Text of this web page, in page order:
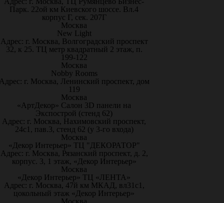
Парк. 22ой км Киевского шоссе. Вл.4
корпус Г, сек. 207Г
Москва
New Light
Адрес: г. Москва, Волгоградский проспект
32, к 25. ТЦ метр квадратный 2 этаж, п.
199-122
Москва
Nobby Rooms
г. Москва, Ленинский проспект, дом
119
Москва
«АртДекор» Салон 3D панели на
Экспострой (стенд 62)
Адрес: г. Москва, Нахимовский проспект,
24с1, пав.3, стенд 62 (у 3-го входа)
Москва
«Декор Интерьер» ТЦ "ДЕКОРАТОР"
Адрес: г. Москва, Рязанский проспект, д. 2,
корпус. 3, 1 этаж, «Декор Интерьер»
Москва
«Декор Интерьер» ТЦ «ЛЕНТА»
Адрес: г. Москва, 47й км МКАД, вл31с1,
цокольный этаж «Декор Интерьер»
Москва